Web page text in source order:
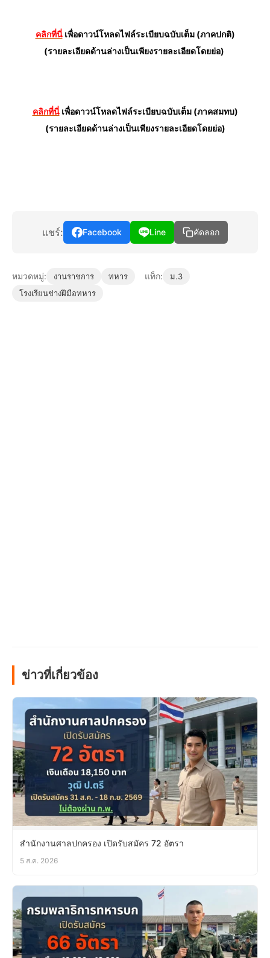
คลิกที่นี่เพื่อดาวน์โหลดไฟล์ระเบียบฉบับเต็ม (ภาคปกติ)
(รายละเอียดด้านล่างเป็นเพียงรายละเอียดโดยย่อ)
คลิกที่นี่เพื่อดาวน์โหลดไฟล์ระเบียบฉบับเต็ม (ภาคสมทบ)
(รายละเอียดด้านล่างเป็นเพียงรายละเอียดโดยย่อ)
แชร์: Facebook Line คัดลอก
หมวดหมู่: งานราชการ ทหาร แท็ก:
ม.3
โรงเรียนช่างฝีมือทหาร
ข่าวที่เกี่ยวข้อง
สำนักงานศาลปกครอง เปิดรับสมัคร 72 อัตรา
5 ส.ค. 2026